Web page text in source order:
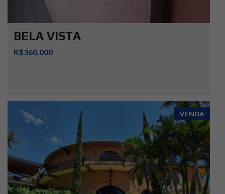
BELA VISTA
R$360.000
VENDA